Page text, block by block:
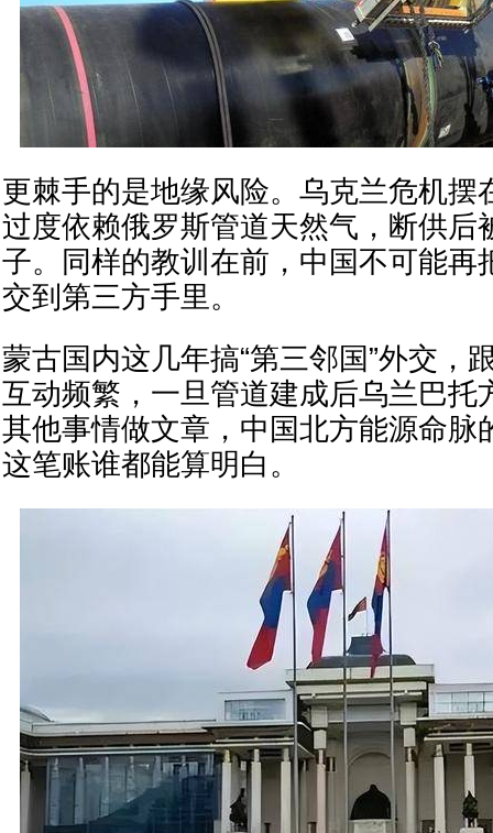
更棘手的是地缘风险。乌克兰危机摆
过度依赖俄罗斯管道天然气，断供后
子。同样的教训在前，中国不可能再
交到第三方手里。
蒙古国内这几年搞“第三邻国”外交，
互动频繁，一旦管道建成后乌兰巴托
其他事情做文章，中国北方能源命脉
这笔账谁都能算明白。